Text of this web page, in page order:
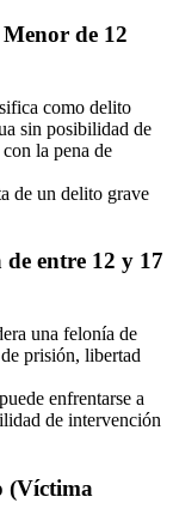
de 12
como delito
sin posibilidad de
la pena de
de un delito grave
entre 12 y 17
una felonía de
prisión, libertad
enfrentarse a
de intervención
(Víctima